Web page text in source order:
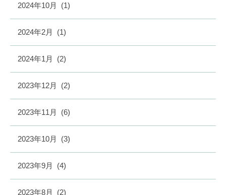
2024年10月 (1)
2024年2月 (1)
2024年1月 (2)
2023年12月 (2)
2023年11月 (6)
2023年10月 (3)
2023年9月 (4)
2023年8月 (2)